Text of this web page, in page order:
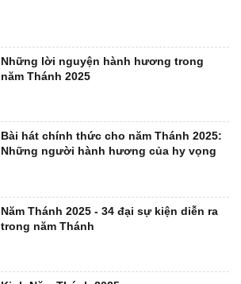
Những lời nguyện hành hương trong
năm Thánh 2025
Bài hát chính thức cho năm Thánh 2025:
Những người hành hương của hy vọng
Năm Thánh 2025 - 34 đại sự kiện diễn ra
trong năm Thánh